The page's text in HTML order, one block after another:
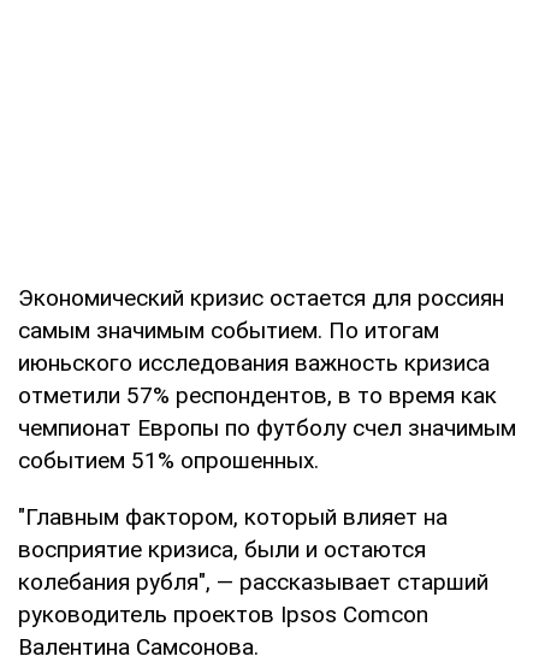
Экономический кризис остается для россиян
самым значимым событием. По итогам
июньского исследования важность кризиса
отметили 57% респондентов, в то время как
чемпионат Европы по футболу счел значимым
событием 51% опрошенных.
"Главным фактором, который влияет на
восприятие кризиса, были и остаются
колебания рубля", — рассказывает старший
руководитель проектов Ipsos Comcon
Валентина Самсонова.